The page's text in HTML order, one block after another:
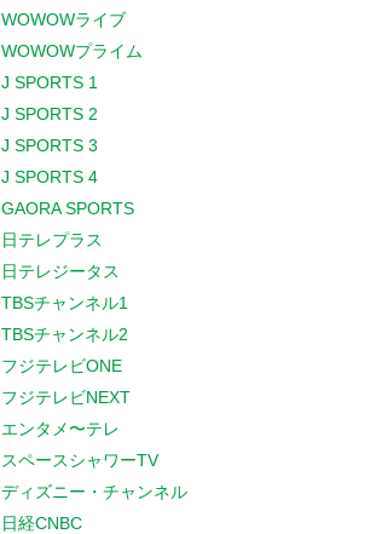
WOWOWライブ
WOWOWプライム
J SPORTS 1
J SPORTS 2
J SPORTS 3
J SPORTS 4
GAORA SPORTS
日テレプラス
日テレジータス
TBSチャンネル1
TBSチャンネル2
フジテレビONE
フジテレビNEXT
エンタメ〜テレ
スペースシャワーTV
ディズニー・チャンネル
日経CNBC